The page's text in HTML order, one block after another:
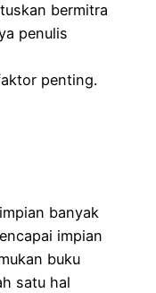
bermitra
penulis
penting.
banyak
impian
buku
satu hal